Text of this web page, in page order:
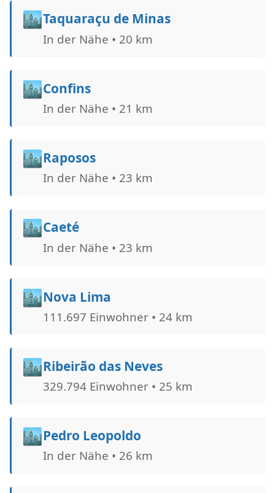
🏙️Taquaraçu de Minas
In der Nähe • 20 km
🏙️Confins
In der Nähe • 21 km
🏙️Raposos
In der Nähe • 23 km
🏙️Caeté
In der Nähe • 23 km
🏙️Nova Lima
111.697 Einwohner • 24 km
🏙️Ribeirão das Neves
329.794 Einwohner • 25 km
🏙️Pedro Leopoldo
In der Nähe • 26 km